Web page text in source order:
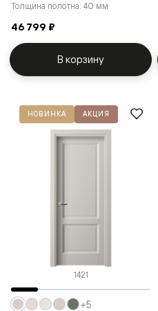
Толщина полотна: 40 мм
46 799 ₽
В корзину
НОВИНКА АКЦИЯ
1421
+5